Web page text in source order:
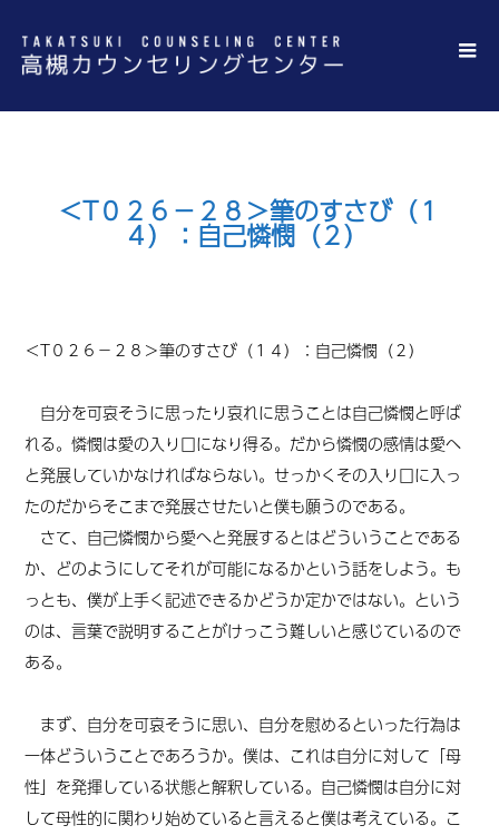
＜T０２６－２８＞筆のすさび（１
４）：自己憐憫（２）
＜T０２６－２８＞筆のすさび（１４）：自己憐憫（２）
自分を可哀そうに思ったり哀れに思うことは自己憐憫と呼ば
れる。憐憫は愛の入り口になり得る。だから憐憫の感情は愛へ
と発展していかなければならない。せっかくその入り口に入っ
たのだからそこまで発展させたいと僕も願うのである。
さて、自己憐憫から愛へと発展するとはどういうことである
か、どのようにしてそれが可能になるかという話をしよう。も
っとも、僕が上手く記述できるかどうか定かではない。という
のは、言葉で説明することがけっこう難しいと感じているので
ある。
まず、自分を可哀そうに思い、自分を慰めるといった行為は
一体どういうことであろうか。僕は、これは自分に対して「母
性」を発揮している状態と解釈している。自己憐憫は自分に対
して母性的に関わり始めていると言えると僕は考えている。こ